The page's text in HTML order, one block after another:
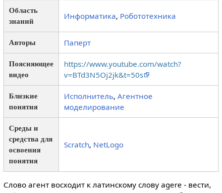
Область
знаний
Информатика, Робототехника
Авторы Паперт
Поясняющее
видео
https://www.youtube.com/watch?
v=BTd3N5Oj2jk&t=50s
Близкие
понятия
Исполнитель, Агентное
моделирование
Среды и
средства для
освоения
понятия
Scratch, NetLogo
Слово агент восходит к латинскому слову agere - вести,